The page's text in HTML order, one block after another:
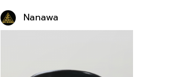
Nanawa